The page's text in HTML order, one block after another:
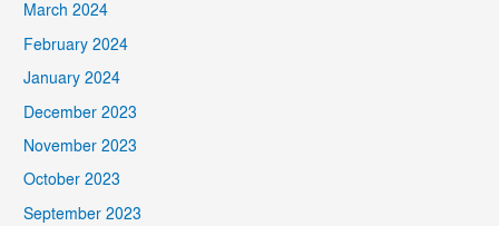
March 2024
February 2024
January 2024
December 2023
November 2023
October 2023
September 2023